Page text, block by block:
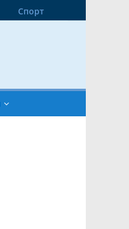
Спорт